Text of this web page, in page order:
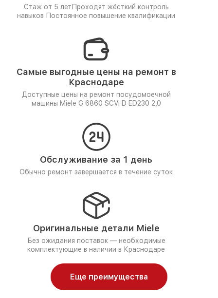
Стаж от 5 лет Проходят жёсткий контроль
навыков Постоянное повышение квалификации
Самые выгодные цены на ремонт в
Краснодаре
Доступные цены на ремонт посудомоечной
машины Miele G 6860 SCVi D ED230 2,0
Обслуживание за 1 день
Обычно ремонт завершается в течение суток
Оригинальные детали Miele
Без ожидания поставок — необходимые
комплектующие в наличии в Краснодаре
Еще преимущества